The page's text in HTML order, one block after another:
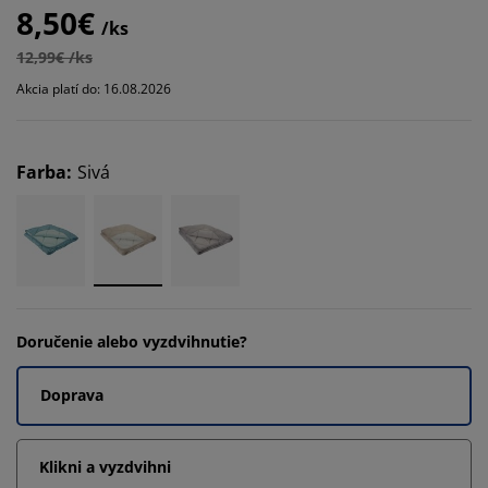
8,50€ /ks
12,99€ /ks
Akcia platí do: 16.08.2026
Farba: Sivá
Doručenie alebo vyzdvihnutie?
Doprava
Klikni a vyzdvihni